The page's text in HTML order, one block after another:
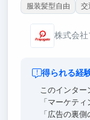
服装髪型自由
交
株式会社
得られる経
このインター
「マーケテ
「広告の裏